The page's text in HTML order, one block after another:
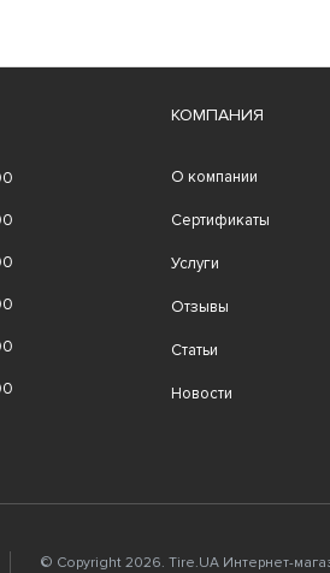
КОМПАНИЯ
О компании
Сертификаты
Услуги
Отзывы
Статьи
Новости
© Copyright 2026. Tire.UA Интернет-